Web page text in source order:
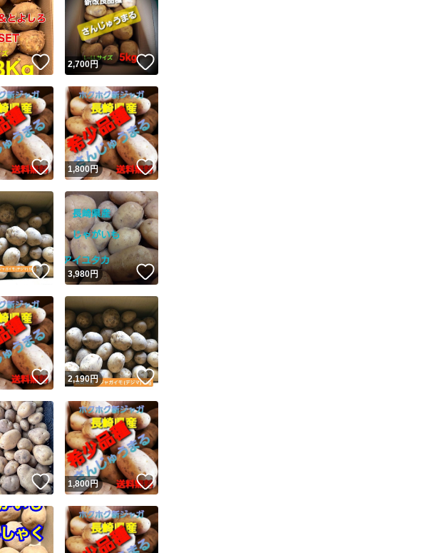
いいね！
2,700円 いいね！
いいね！
1,800円 いいね！
いいね！
3,980円 いいね！
いいね！
2,190円 いいね！
いいね！
1,800円 いいね！